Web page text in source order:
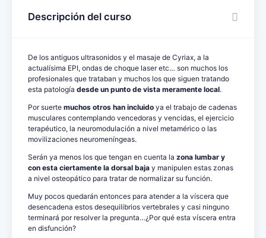
Descripción del curso
De los antiguos ultrasonidos y el masaje de Cyriax, a la
actualísima EPI, ondas de choque laser etc… son muchos los
profesionales que trataban y muchos los que siguen tratando
esta patología desde un punto de vista meramente local.
Por suerte muchos otros han incluido ya el trabajo de cadenas
musculares contemplando vencedoras y vencidas, el ejercicio
terapéutico, la neuromodulación a nivel metamérico o las
movilizaciones neuromeníngeas.
Serán ya menos los que tengan en cuenta la zona lumbar y
con esta ciertamente la dorsal baja y manipulen estas zonas
a nivel osteopático para tratar de normalizar su función.
Muy pocos quedarán entonces para atender a la víscera que
desencadena estos desequilibrios vertebrales y casi ninguno
terminará por resolver la pregunta…¿Por qué esta víscera entra
en disfunción?